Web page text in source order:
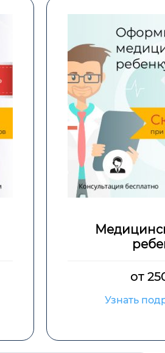
от
Узнать